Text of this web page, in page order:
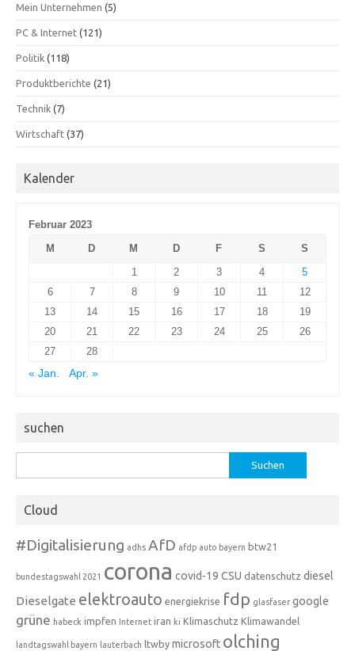
Mein Unternehmen (5)
PC & Internet (121)
Politik (118)
Produktberichte (21)
Technik (7)
Wirtschaft (37)
Kalender
Februar 2023
M
D M D F S
S
1
2 3 4
5
6
7 8 9 10 11
12
13
14 15 16 17 18
19
20
21 22 23 24 25
26
27
28
« Jan.
Apr. »
suchen
nach:
Cloud
#Digitalisierung adhs AfD afdp auto bayern btw21
bundestagswahl 2021 corona covid-19 CSU datenschutz diesel
Dieselgate elektroauto energiekrise fdp glasfaser google
grüne habeck impfen Internet iran ki Klimaschutz Klimawandel
landtagswahl bayern lauterbach ltwby microsoft olching